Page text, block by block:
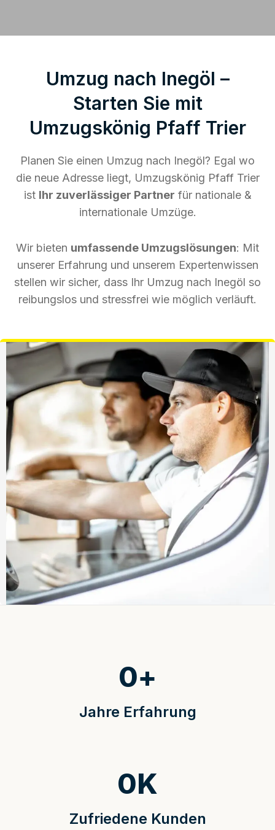
Umzug nach Inegöl –
Starten Sie mit
Umzugskönig Pfaff Trier
Planen Sie einen Umzug nach Inegöl? Egal wo
die neue Adresse liegt, Umzugskönig Pfaff Trier
ist Ihr zuverlässiger Partner für nationale &
internationale Umzüge.
Wir bieten umfassende Umzugslösungen: Mit
unserer Erfahrung und unserem Expertenwissen
stellen wir sicher, dass Ihr Umzug nach Inegöl so
reibungslos und stressfrei wie möglich verläuft.
Jahre Erfahrung
0+
Zufriedene Kunden
0K